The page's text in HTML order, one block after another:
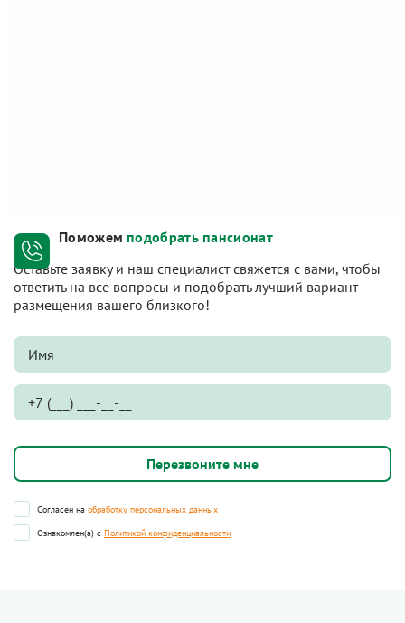
Поможем подобрать пансионат
Оставьте заявку и наш специалист свяжется с вами, чтобы
ответить на все вопросы и подобрать лучший вариант
размещения вашего близкого!
Согласен на обработку персональных данных
Ознакомлен(а) с Политикой конфиденциальности